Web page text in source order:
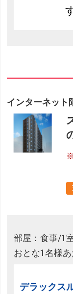
インターネット
部屋：食事/1
おとな1名様
デラックス